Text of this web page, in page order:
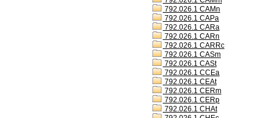
792.026.1 CAMn
792.026.1 CAPa
792.026.1 CARa
792.026.1 CARn
792.026.1 CARRc
792.026.1 CASm
792.026.1 CASt
792.026.1 CCEa
792.026.1 CEAt
792.026.1 CERm
792.026.1 CERp
792.026.1 CHAt